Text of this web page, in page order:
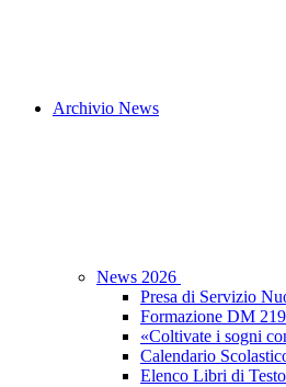
Archivio News
News 2026
Presa di Servizio
Formazione DM
«Coltivate i sogni
Calendario
Elenco Libri di